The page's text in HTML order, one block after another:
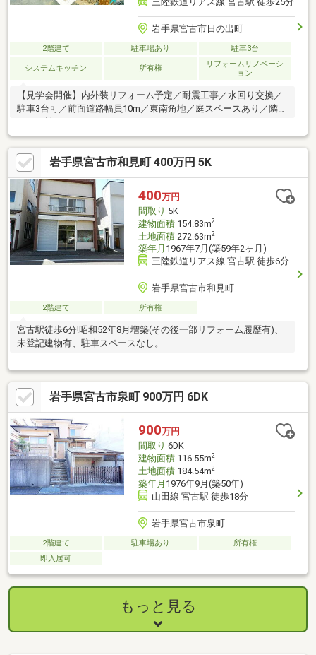
岩手県宮古市日の出町
2階建て 駐車場あり 駐車3台
システムキッチン 所有権
リフォームリノベーシ
ョン
【見学会開催】内外装リフォーム予定／耐震工事／水回り交換／
駐車3台可／前面道路幅員10m／東南角地／庭スペースあり／隣家
との距離があり
岩手県宮古市和見町 400万円 5K
400万円
間取り 5K
建物面積154.83m2
土地面積272.63m2
築年月 1967年7月(築59年2ヶ月)
三陸鉄道リアス線 宮古駅 徒歩6分
岩手県宮古市和見町
2階建て 所有権
宮古駅徒歩6分!昭和52年8月増築(その後一部リフォーム履歴有)、
未登記建物有、駐車スペースなし。
岩手県宮古市泉町 900万円 6DK
900万円
間取り 6DK
建物面積116.55m2
土地面積184.54m2
築年月 1976年9月(築50年)
山田線 宮古駅 徒歩18分
岩手県宮古市泉町
2階建て 駐車場あり
所有権
即入居可
もっと見る